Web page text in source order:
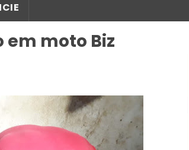
em moto Biz